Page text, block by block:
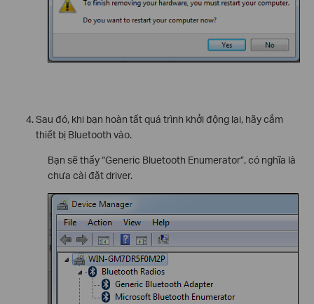
Sau đó, khi bạn hoàn tất quá trình khởi động lại, hãy cắm
thiết bị Bluetooth vào.
Bạn sẽ thấy “Generic Bluetooth Enumerator”, có nghĩa là
chưa cài đặt driver.